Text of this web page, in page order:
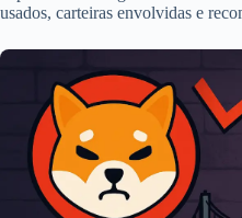
usados, carteiras envolvidas e